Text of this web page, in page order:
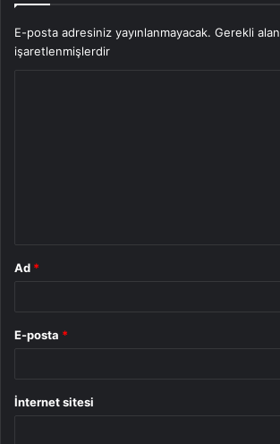
E-posta adresiniz yayınlanmayacak. Gerekli
işaretlenmişlerdir
Ad *
E-posta *
İnternet sitesi